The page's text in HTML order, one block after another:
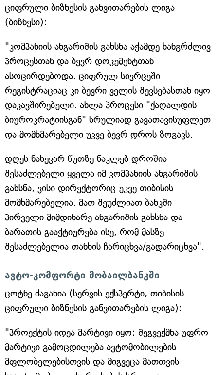
ციფრული ბიზნესის განვითარების ლიგა
(ბიზნესი):
"კომპანიის ანგარიშის გახსნა აქამდე ხანგრძლივ
პროცესთან და ბევრ დოკუმენტთან
ასოცირდებოდა. ციფრულ სივრცეში
რეგისტრაციაც კი ბევრი ველის შევსებასთან იყო
დაკავშირებული. ახლა პროცესი "ქაღალდის
ბიუროკრატიისგან" სრულიად გავათავისუფლეთ
და მომხმარებელი უკვე ბევრ დროს ზოგავს.
დღეს ნახევარ წუთზე ნაკლებ დროშია
შესაძლებელი ყველა იმ კომპანიის ანგარიშის
გახსნა, ვისი დირექტორიც უკვე თიბისის
მომხმარებელია. მათ შეუძლიათ ბანკში
პირველი მიმდინარე ანგარიშის გახსნა და
ბარათის გააქტიურება ისე, რომ მასზე
შესაძლებელია თანხის ჩარიცხვა/გადარიცხვა".
ავტო-კომფორტი მობაილბანკში
ცოტნე ძაგანია (სერვის ექსპერტი, თიბისის
ციფრული ბიზნესის განვითარების ლიგა):
"პროექტის იდეა მარტივი იყო: შეგვექმნა უფრო
მარტივი გამოცდილება ავტომობილების
მფლობელებისთვის და მიგვეცა მათთვის